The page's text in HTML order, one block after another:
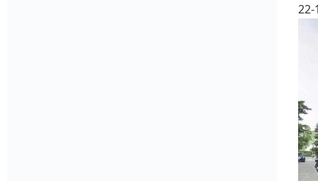
22-